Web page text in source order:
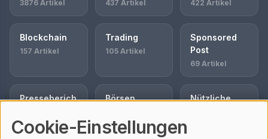
3876 Artikel 437 Artikel 422 Artikel
Blockchain
157 Artikel
Trading
105 Artikel
Sponsored
Post
69 Artikel
Presseberich
61 Artikel
Börsen
Nützliche
Cookie-Einstellungen